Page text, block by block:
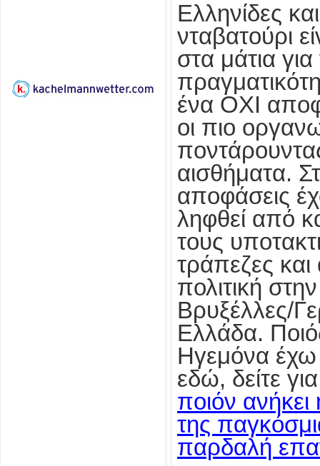
Ελληνίδες
νταβατούρι
στα μάτια
ένα ΟΧΙ
οι πιο
αισθήματα.
αποφάσεις
ληφθεί από
τους
τράπεζες
πολιτική
Βρυξέλλες/
Ελλάδα.
Ηγεμόνα έχω
εδώ, δείτε
ποιόν ανήκει
της
παρδαλή